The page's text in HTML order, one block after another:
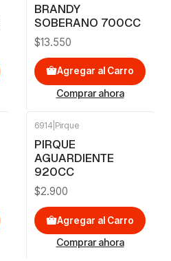
BRANDY
SOBERANO 700CC
$13.550
Agregar al Carro
Comprar ahora
6914 Pirque
PIRQUE
AGUARDIENTE
920CC
$2.900
Agregar al Carro
Comprar ahora